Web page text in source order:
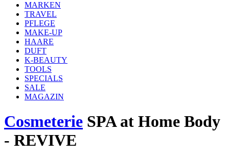
MARKEN
TRAVEL
PFLEGE
MAKE-UP
HAARE
DUFT
K-BEAUTY
TOOLS
SPECIALS
SALE
MAGAZIN
Cosmeterie SPA at Home Body
- REVIVE